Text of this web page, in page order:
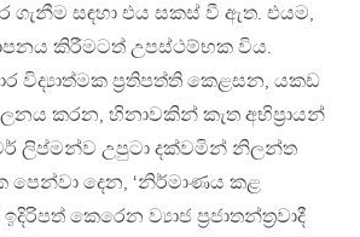
ගැනීම සඳහා එය සකස් වී ඇත. එයම,
කිරීමටත් උපස්ථම්භක විය.
විද්‍යාත්මක ප‍්‍රතිපත්ති කෙළසන, යකඩ
කරන, හිනාවකින් කැත අභිප‍්‍රායන්
ලිප්මන්ව උපුටා දක්වමින් නිලන්ත
පෙන්වා දෙන, ‘නිර්මාණය කළ
කෙරෙන ව්‍යාජ ප‍්‍රජාතන්ත‍්‍රවාදී